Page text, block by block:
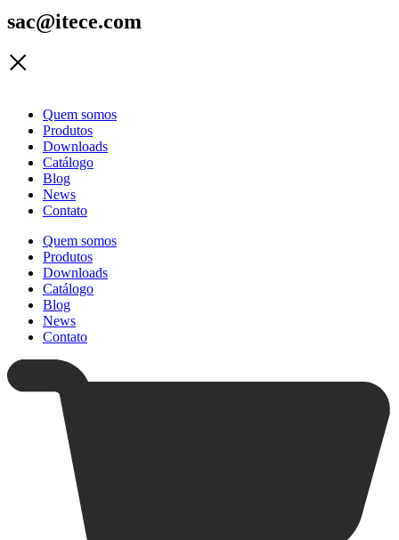
sac@itece.com
Quem somos
Produtos
Downloads
Catálogo
Blog
News
Contato
Quem somos
Produtos
Downloads
Catálogo
Blog
News
Contato